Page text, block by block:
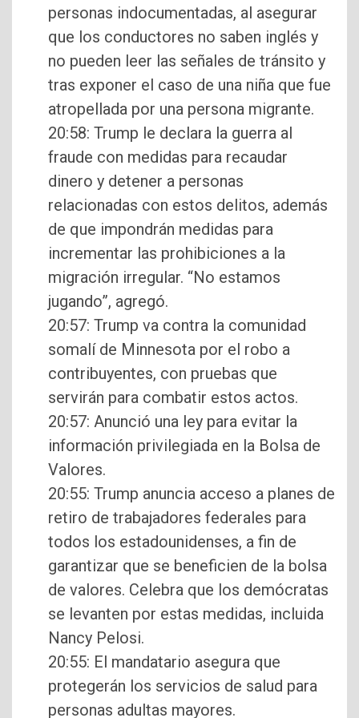
personas indocumentadas, al asegurar
que los conductores no saben inglés y
no pueden leer las señales de tránsito y
tras exponer el caso de una niña que fue
atropellada por una persona migrante.
20:58: Trump le declara la guerra al
fraude con medidas para recaudar
dinero y detener a personas
relacionadas con estos delitos, además
de que impondrán medidas para
incrementar las prohibiciones a la
migración irregular. “No estamos
jugando”, agregó.
20:57: Trump va contra la comunidad
somalí de Minnesota por el robo a
contribuyentes, con pruebas que
servirán para combatir estos actos.
20:57: Anunció una ley para evitar la
información privilegiada en la Bolsa de
Valores.
20:55: Trump anuncia acceso a planes de
retiro de trabajadores federales para
todos los estadounidenses, a fin de
garantizar que se beneficien de la bolsa
de valores. Celebra que los demócratas
se levanten por estas medidas, incluida
Nancy Pelosi.
20:55: El mandatario asegura que
protegerán los servicios de salud para
personas adultas mayores.